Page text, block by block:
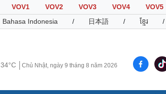
VOV1 VOV2 VOV3 VOV4 VOV5
Bahasa Indonesia / 日本語 / ខ្មែរ /
34°C Chủ Nhật, ngày 9 tháng 8 năm 2026